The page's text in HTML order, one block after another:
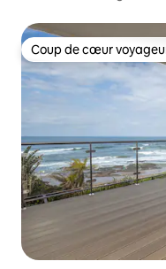
Coup de cœur
Coup de cœur